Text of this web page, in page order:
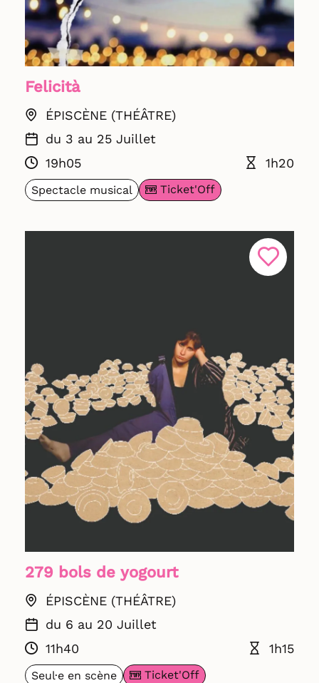
Felicità
ÉPISCÈNE (THÉÂTRE)
du 3 au 25 Juillet
19h05
1h20
Spectacle musical Ticket'Off
279 bols de yogourt
ÉPISCÈNE (THÉÂTRE)
du 6 au 20 Juillet
11h40
1h15
Seul·e en scène Ticket'Off